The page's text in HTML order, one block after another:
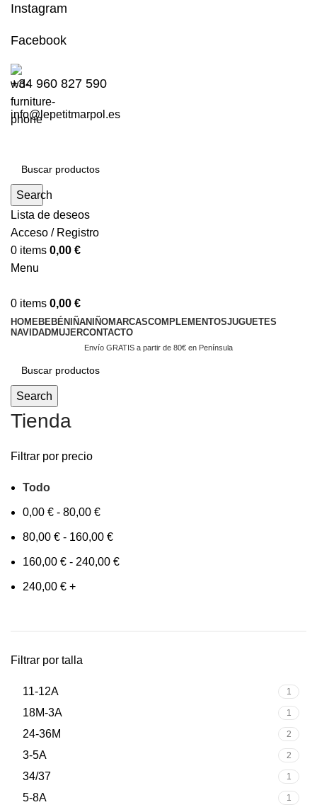
Instagram
Facebook
+34 960 827 590
info@lepetitmarpol.es
Search
Lista de deseos
Acceso / Registro
0 items 0,00 €
Menu
0 items 0,00 €
HOMEBEBÉNIÑANIÑOMARCASCOMPLEMENTOSJUGUETES
NAVIDADMUJERCONTACTO
Envío GRATIS a partir de 80€ en Península
Search
Tienda
Filtrar por precio
Todo
0,00 € - 80,00 €
80,00 € - 160,00 €
160,00 € - 240,00 €
240,00 € +
Filtrar por talla
11-12A 1
18M-3A 1
24-36M 2
3-5A 2
34/37 1
5-8A 1